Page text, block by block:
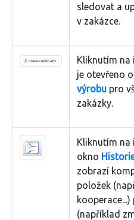
sledovat a
v zakázce.
Kliknutím na
je otevřeno
výrobu pro
zakázky.
Kliknutím na
okno
zobrazí
položek
(například